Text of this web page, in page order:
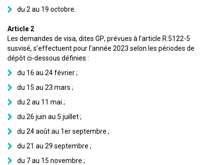
du 2 au 19 octobre.
Article 2
Les demandes de visa, dites GP, prévues à l’article R.5122-5
susvisé, s’effectuent pour l’année 2023 selon les périodes de
dépôt ci-dessous définies :
du 16 au 24 février ;
du 15 au 23 mars ;
du 2 au 11 mai ;
du 26 juin au 5 juillet ;
du 24 août au 1er septembre ;
du 21 au 29 septembre ;
du 7 au 15 novembre ;